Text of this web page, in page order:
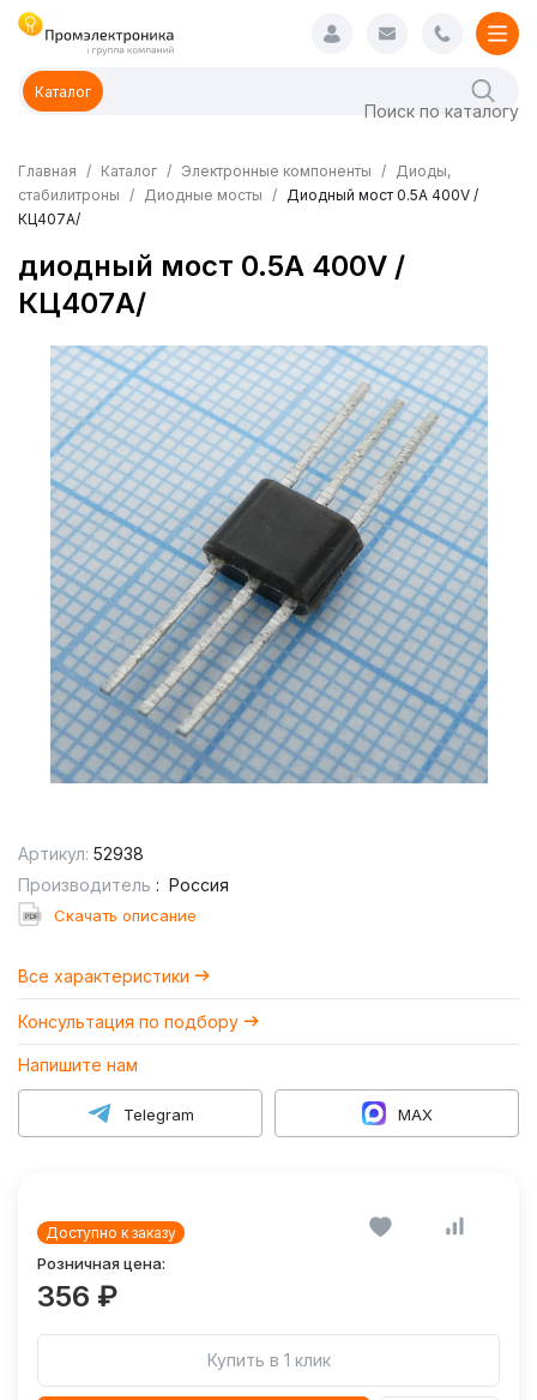
Каталог
Главная Каталог Электронные компоненты
Диоды,
стабилитроны
Диодные мосты
Диодный мост 0.5А 400V /
КЦ407А/
диодный мост 0.5А 400V /
КЦ407А/
Артикул: 52938
Производитель : Россия
Cкачать описание
Все характеристики
Консультация по подбору
Напишите нам
Telegram MAX
Доступно к заказу
Розничная цена:
356 ₽
Купить в 1 клик